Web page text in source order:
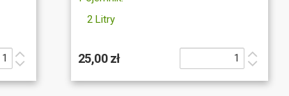
2 Litry
25,00 zł